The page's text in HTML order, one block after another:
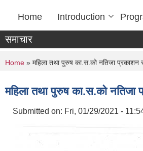
Home Introduction
समाचार
You are here
Home » महिला तथा पुरुष का.स.को नतिजा प्रकाशन
महिला तथा पुरुष का.स.को नतिजा
Submitted on: Fri, 01/29/2021 -